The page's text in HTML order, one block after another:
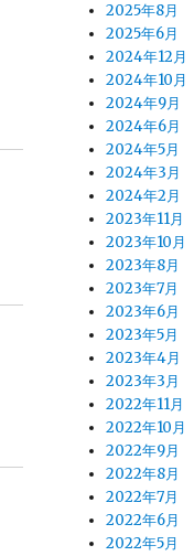
2025年8月
2025年6月
2024年12月
2024年10月
2024年9月
2024年6月
2024年5月
2024年3月
2024年2月
2023年11月
2023年10月
2023年8月
2023年7月
2023年6月
2023年5月
2023年4月
2023年3月
2022年11月
2022年10月
2022年9月
2022年8月
2022年7月
2022年6月
2022年5月